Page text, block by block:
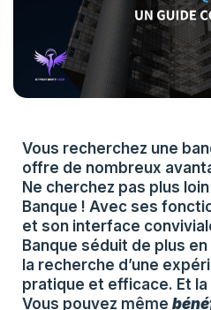
Vous recherchez une
offre de nombreux
Ne cherchez pas plus
Banque ! Avec ses
et son interface
Banque séduit de plus
la recherche d’une
pratique et efficace. Et
Vous pouvez même